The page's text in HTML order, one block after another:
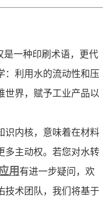
一种印刷术语，更代
：利用水的流动性和压
世界，赋予工业产品以
识内核，意味着在材料
多主动权。若您对水转
用有进一步疑问，欢
技术团队，我们将基于